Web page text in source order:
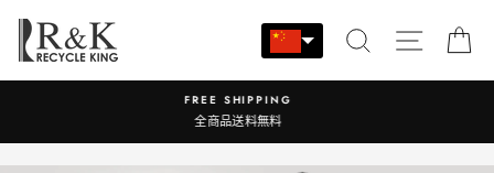
容
搜索 站点导航
営業時間：9:00-17:30 年中無休